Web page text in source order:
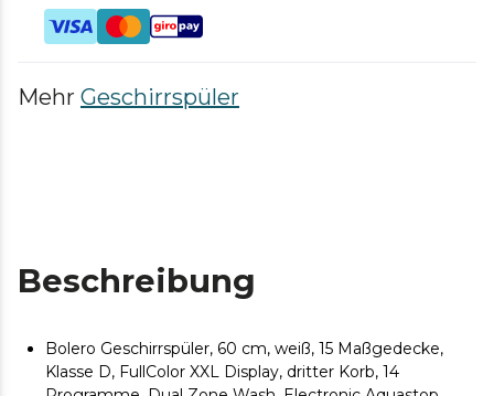
Mehr Geschirrspüler
Beschreibung
Bolero Geschirrspüler, 60 cm, weiß, 15 Maßgedecke,
Klasse D, FullColor XXL Display, dritter Korb, 14